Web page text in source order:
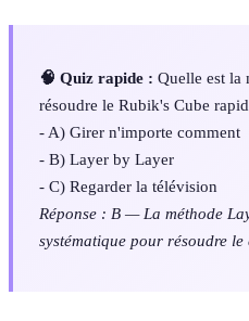
🧠 Quiz rapide : Quelle est la
résoudre le Rubik's Cube
- A) Girer n'importe comment
- B) Layer by Layer
- C) Regarder la télévision
Réponse : B — La méthode
systématique pour résoudre